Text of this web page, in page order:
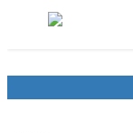
ツ
シ